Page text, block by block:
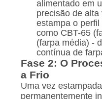
alimentado em
precisão de alta
estampa o
como CBT-65
(farpa média) -
contínua de
Fase 2: O
a Frio
Uma vez
permanentemente